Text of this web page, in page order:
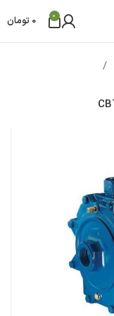
0
0 تومان